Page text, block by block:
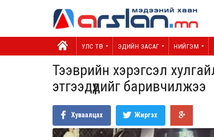
УЛС ТӨР ЭДИЙН ЗАСАГ НИЙГЭМ
Тээврийн хэрэгсэл
этгээдүүдийг баривчилжээ
Хуваалцах Жиргэх